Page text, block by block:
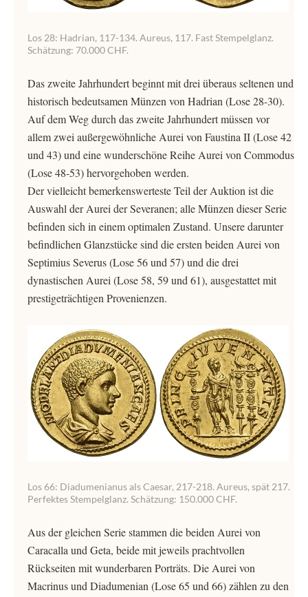
Los 28: Hadrian, 117-134. Aureus, 117. Fast Stempelglanz.
Schätzung: 70.000 CHF.
Das zweite Jahrhundert beginnt mit drei überaus seltenen und
historisch bedeutsamen Münzen von Hadrian (Lose 28-30).
Auf dem Weg durch das zweite Jahrhundert müssen vor
allem zwei außergewöhnliche Aurei von Faustina II (Lose 42
und 43) und eine wunderschöne Reihe Aurei von Commodus
(Lose 48-53) hervorgehoben werden.
Der vielleicht bemerkenswerteste Teil der Auktion ist die
Auswahl der Aurei der Severanen; alle Münzen dieser Serie
befinden sich in einem optimalen Zustand. Unsere darunter
befindlichen Glanzstücke sind die ersten beiden Aurei von
Septimius Severus (Lose 56 und 57) und die drei
dynastischen Aurei (Lose 58, 59 und 61), ausgestattet mit
prestigeträchtigen Provenienzen.
Los 66: Diadumenianus als Caesar, 217-218. Aureus, spät 217.
Perfektes Stempelglanz. Schätzung: 150.000 CHF.
Aus der gleichen Serie stammen die beiden Aurei von
Caracalla und Geta, beide mit jeweils prachtvollen
Rückseiten mit wunderbaren Porträts. Die Aurei von
Macrinus und Diadumenian (Lose 65 und 66) zählen zu den